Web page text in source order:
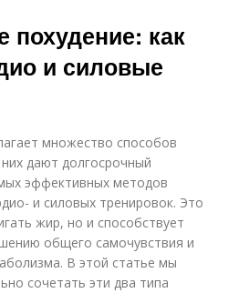
как
и силовые
множество способов
дают долгосрочный
эффективных методов
и силовых тренировок. Это
жир, но и способствует
общего самочувствия и
В этой статье мы
сочетать эти два типа